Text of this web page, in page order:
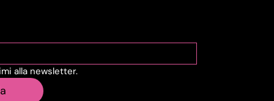
CRIATURE
alla newsletter.